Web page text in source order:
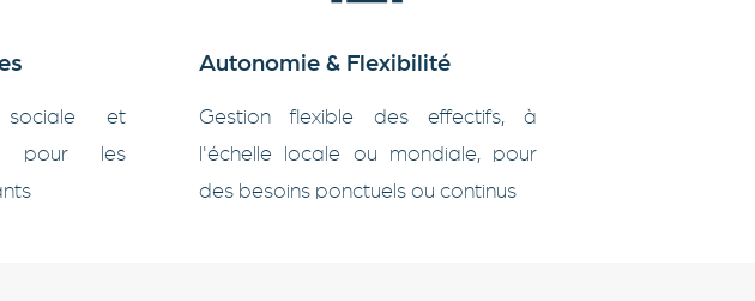
sociale et
pour les
Autonomie & Flexibilité
Gestion flexible des effectifs, à
l'échelle locale ou mondiale, pour
des besoins ponctuels ou continus